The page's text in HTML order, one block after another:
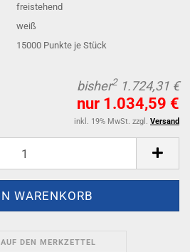
freistehend
weiß
15000 Punkte je Stück
bisher2 1.724,31 €
nur 1.034,59 €
inkl. 19% MwSt. zzgl. Versand
AUF DEN MERKZETTEL